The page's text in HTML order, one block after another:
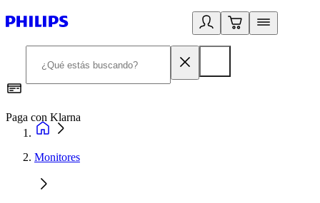
Paga con Klarna
Monitores